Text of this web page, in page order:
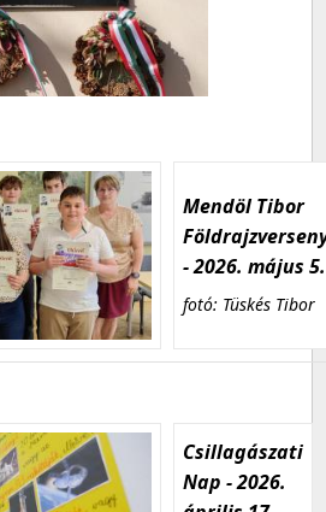
Mendöl Tibor
- 2026. május 5.
fotó: Tüskés Tibor
Csillagászati
Nap - 2026.